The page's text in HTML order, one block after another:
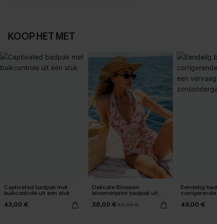
KOOP HET MET
Captivated badpak met
buikcontrole uit één stuk
43,00 €
Delicate Blossom
bloemenprint badpak uit
38,00 €43,00 €
Eendelig
een
49,00 €